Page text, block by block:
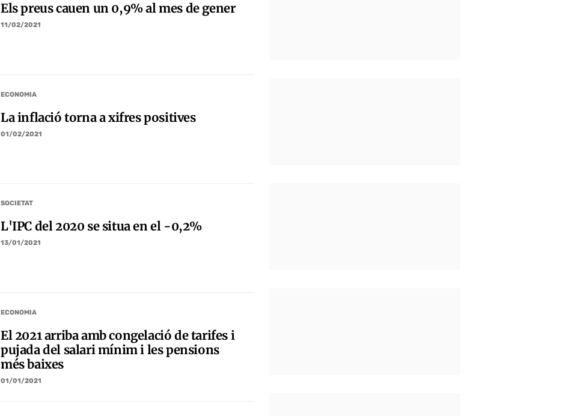
Els preus cauen un 0,9% al mes de gener
11/02/2021
ECONOMIA
La inflació torna a xifres positives
01/02/2021
SOCIETAT
L'IPC del 2020 se situa en el -0,2%
13/01/2021
ECONOMIA
El 2021 arriba amb congelació de tarifes i
pujada del salari mínim i les pensions
més baixes
01/01/2021